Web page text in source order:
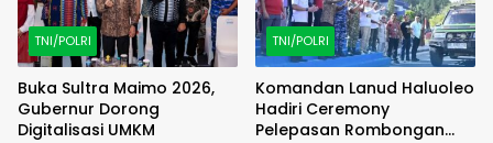
TNI/POLRI
Buka Sultra Maimo 2026,
Gubernur Dorong
Digitalisasi UMKM
TNI/POLRI
Komandan Lanud Haluoleo
Hadiri Ceremony
Pelepasan Rombongan